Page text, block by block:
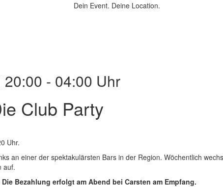
Dein Event. Deine Location.
- 04:00 Uhr
Club Party
Uhr.
an einer der spektakulärsten Bars in der Region. Wöchentlich
auf.
Bezahlung erfolgt am Abend bei Carsten am Empfang.